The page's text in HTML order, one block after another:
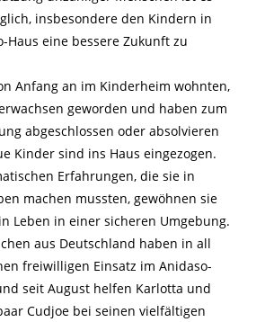
insbesondere den Kindern in
Haus eine bessere Zukunft zu
Anfang an im Kinderheim wohnten,
geworden und haben zum
abgeschlossen oder absolvieren
Kinder sind ins Haus eingezogen.
Erfahrungen, die sie in
machen mussten, gewöhnen sie
Leben in einer sicheren Umgebung.
aus Deutschland haben in all
freiwilligen Einsatz im Anidaso-
seit August helfen Karlotta und
Cudjoe bei seinen vielfältigen